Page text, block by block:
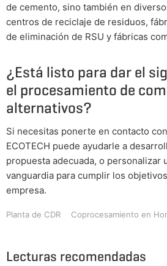
de cemento, sino también en
centros de reciclaje de residuos,
de eliminación de RSU y fábricas
¿Está listo para dar el
el procesamiento de
alternativos?
Si necesitas ponerte en contacto
ECOTECH puede ayudarle a
propuesta adecuada, o personalizar
vanguardia para cumplir los
empresa.
Planta de CDR Coprocesamiento en
Lecturas recomendadas